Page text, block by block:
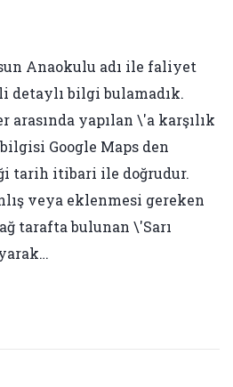
Anaokulu adı ile faliyet
detaylı bilgi bulamadık.
yapılan \'a karşılık
Google Maps den
tarih itibari ile doğrudur.
veya eklenmesi gereken
tarafta bulunan \'Sarı